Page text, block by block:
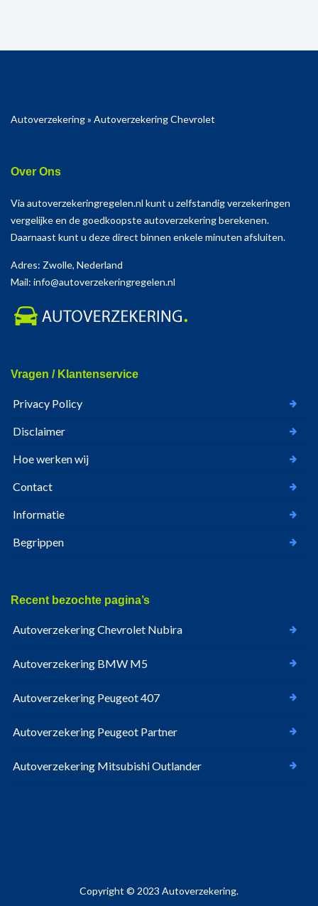
Autoverzekering» Autoverzekering Chevrolet
Over Ons
Via autoverzekeringregelen.nl kunt u zelfstandig verzekeringen
vergelijke en de goedkoopste autoverzekering berekenen.
Daarnaast kunt u deze direct binnen enkele minuten afsluiten.
Adres: Zwolle, Nederland
Mail: info@autoverzekeringregelen.nl
Vragen / Klantenservice
Privacy Policy
Disclaimer
Hoe werken wij
Contact
Informatie
Begrippen
Recent bezochte pagina’s
Autoverzekering Chevrolet Nubira
Autoverzekering BMW M5
Autoverzekering Peugeot 407
Autoverzekering Peugeot Partner
Autoverzekering Mitsubishi Outlander
Copyright © 2023 Autoverzekering.